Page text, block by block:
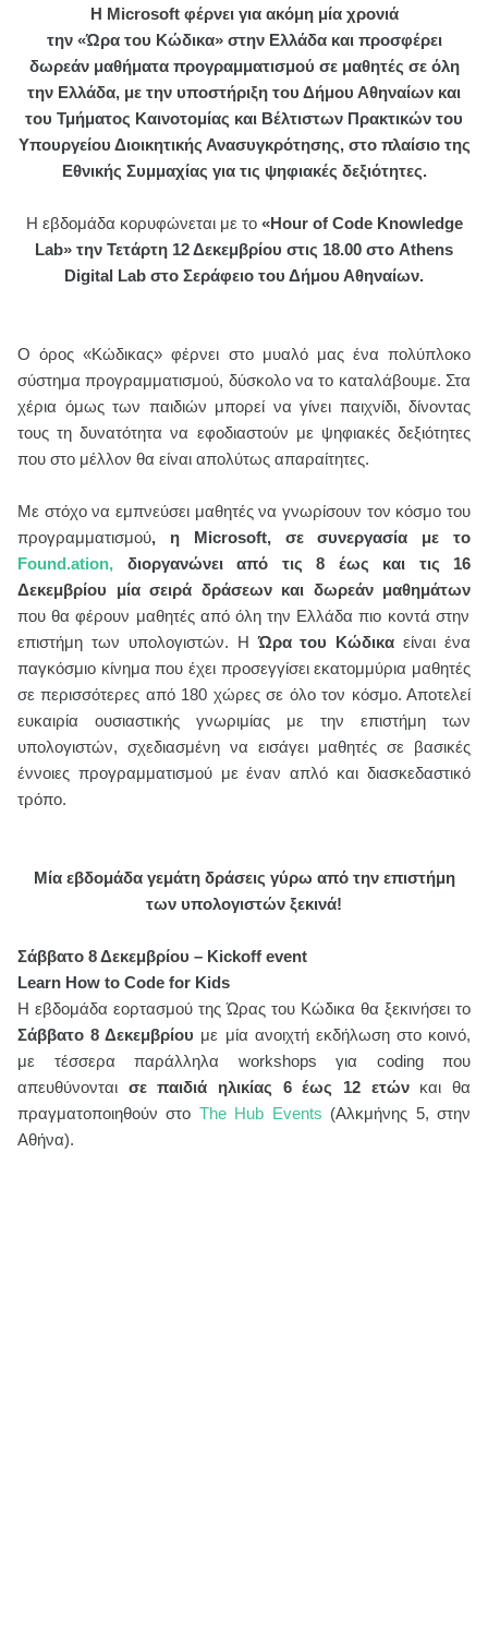
Η Microsoft φέρνει για ακόμη μία χρονιά
την «Ώρα του Κώδικα» στην Ελλάδα και προσφέρει
δωρεάν μαθήματα προγραμματισμού σε μαθητές σε όλη
την Ελλάδα, με την υποστήριξη του Δήμου Αθηναίων και
του Τμήματος Καινοτομίας και Βέλτιστων Πρακτικών του
Υπουργείου Διοικητικής Ανασυγκρότησης, στο πλαίσιο της
Εθνικής Συμμαχίας για τις ψηφιακές δεξιότητες.
Η εβδομάδα κορυφώνεται με το «Hour of Code Knowledge
Lab» την Τετάρτη 12 Δεκεμβρίου στις 18.00 στο Athens
Digital
Lab στο Σεράφειο του Δήμου Αθηναίων.
Ο όρος «Κώδικας» φέρνει στο μυαλό μας ένα πολύπλοκο
σύστημα προγραμματισμού, δύσκολο να το καταλάβουμε. Στα
χέρια όμως των παιδιών μπορεί να γίνει παιχνίδι, δίνοντας
τους τη δυνατότητα να εφοδιαστούν με ψηφιακές δεξιότητες
που στο μέλλον θα είναι απολύτως απαραίτητες.
Με στόχο να εμπνεύσει μαθητές να γνωρίσουν τον κόσμο του
προγραμματισμού, η Microsoft, σε συνεργασία με το
Found .ation, διοργανώνει από τις 8 έως και τις 16
Δεκεμβρίου μία σειρά δράσεων και δωρεάν μαθημάτων
που θα φέρουν μαθητές από όλη την Ελλάδα πιο κοντά στην
επιστήμη των υπολογιστών. ΗΏρα του Κώδικα είναι ένα
παγκόσμιο κίνημα που έχει προσεγγίσει εκατομμύρια μαθητές
σε περισσότερες από 180 χώρες σε όλο τον κόσμο. Αποτελεί
ευκαιρία ουσιαστικής γνωριμίας με την επιστήμη των
υπολογιστών, σχεδιασμένη να εισάγει μαθητές σε βασικές
έννοιες προγραμματισμού με έναν απλό και διασκεδαστικό
τρόπο.
Μία εβδομάδα γεμάτη δράσεις γύρω από την επιστήμη
των υπολογιστών ξεκινά!
Σάββατο 8Δεκεμβρίου – Kickoff event
Learn How to Code for Kids
Η εβδομάδα εορτασμού της Ώρας του Κώδικα θα ξεκινήσει το
Σάββατο 8 Δεκεμβρίου με μία ανοιχτή εκδήλωση στο κοινό,
με τέσσερα παράλληλα workshops για coding
που
απευθύνονται σε παιδιά ηλικίας 6 έως 12 ετώνκαι θα
πραγματοποιηθούν στο The Hub Events (Αλκμήνης 5, στην
Αθήνα).